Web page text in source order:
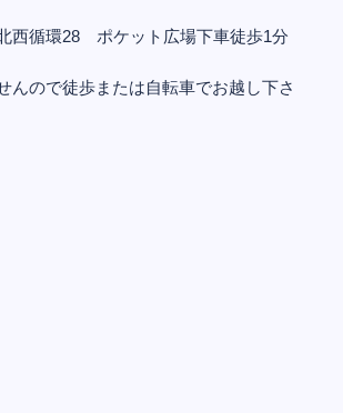
西循環28 ポケット広場下車徒歩1分
んので徒歩または自転車でお越し下さ